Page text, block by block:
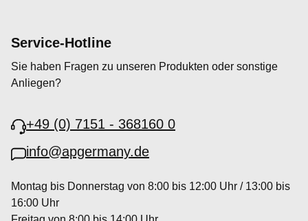
Service-Hotline
Sie haben Fragen zu unseren Produkten oder sonstige
Anliegen?
+49 (0) 7151 - 368160 0
info@apgermany.de
Montag bis Donnerstag von 8:00 bis 12:00 Uhr / 13:00 bis
16:00 Uhr